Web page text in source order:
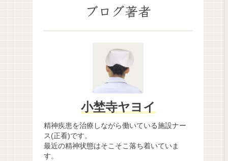
ブログ著者
小埜寺ヤヨイ
精神疾患を治療しながら働いている施設ナー
ス(正看)です。
最近の精神状態はそこそこ落ち着いていま
す。